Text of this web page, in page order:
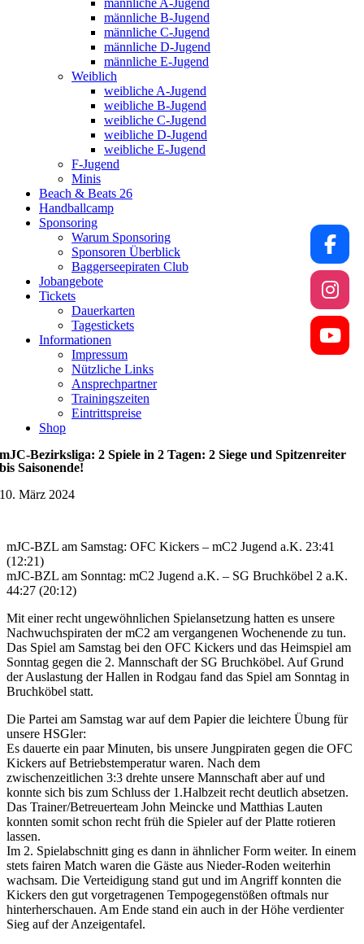
männliche A-Jugend
männliche B-Jugend
männliche C-Jugend
männliche D-Jugend
männliche E-Jugend
Weiblich
weibliche A-Jugend
weibliche B-Jugend
weibliche C-Jugend
weibliche D-Jugend
weibliche E-Jugend
F-Jugend
Minis
Beach & Beats 26
Handballcamp
Sponsoring
Warum Sponsoring
Sponsoren Überblick
Baggerseepiraten Club
Jobangebote
Tickets
Dauerkarten
Tagestickets
Informationen
Impressum
Nützliche Links
Ansprechpartner
Trainingszeiten
Eintrittspreise
Shop
mJC-Bezirksliga: 2 Spiele in 2 Tagen: 2 Siege und Spitzenreiter
bis Saisonende!
10. März 2024
mJC-BZL am Samstag: OFC Kickers – mC2 Jugend a.K. 23:41
(12:21)
mJC-BZL am Sonntag: mC2 Jugend a.K. – SG Bruchköbel 2 a.K.
44:27 (20:12)
Mit einer recht ungewöhnlichen Spielansetzung hatten es unsere
Nachwuchspiraten der mC2 am vergangenen Wochenende zu tun.
Das Spiel am Samstag bei den OFC Kickers und das Heimspiel am
Sonntag gegen die 2. Mannschaft der SG Bruchköbel. Auf Grund
der Auslastung der Hallen in Rodgau fand das Spiel am Sonntag in
Bruchköbel statt.
Die Partei am Samstag war auf dem Papier die leichtere Übung für
unsere HSGler:
Es dauerte ein paar Minuten, bis unsere Jungpiraten gegen die OFC
Kickers auf Betriebstemperatur waren. Nach dem
zwischenzeitlichen 3:3 drehte unsere Mannschaft aber auf und
konnte sich bis zum Schluss der 1.Halbzeit recht deutlich absetzen.
Das Trainer/Betreuerteam John Meincke und Matthias Lauten
konnten somit schon recht früh die Spieler auf der Platte rotieren
lassen.
Im 2. Spielabschnitt ging es dann in ähnlicher Form weiter. In einem
stets fairen Match waren die Gäste aus Nieder-Roden weiterhin
wachsam. Die Verteidigung stand gut und im Angriff konnten die
Kickers den gut vorgetragenen Tempogegenstößen oftmals nur
hinterherschauen. Am Ende stand ein auch in der Höhe verdienter
Sieg auf der Anzeigentafel.